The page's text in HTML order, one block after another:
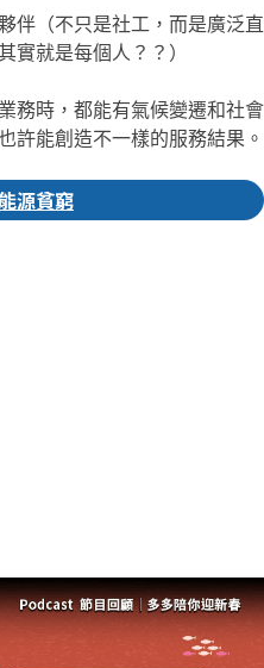
伴（不只是社工，而是廣泛直
實就是每個人？？）
務時，都能有氣候變遷和社會
許能創造不一樣的服務結果。
源貧窮